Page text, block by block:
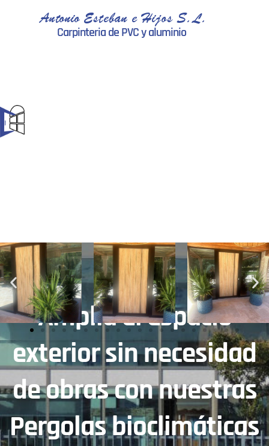
Antonio Esteban e Hijos S.L.
Carpinteria de PVC y aluminio
Amplia el espacio
exterior sin necesidad
de obras con nuestras
Pergolas bioclimáticas